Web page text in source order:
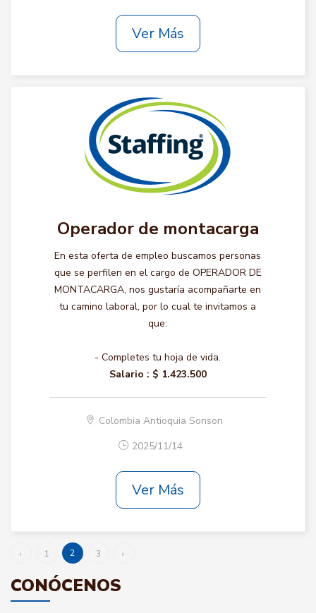
Ver Más
Operador de montacarga
En esta oferta de empleo buscamos personas
que se perfilen en el cargo de OPERADOR DE
MONTACARGA, nos gustaría acompañarte en
tu camino laboral, por lo cual te invitamos a
que:
- Completes tu hoja de vida.
Salario : $ 1.423.500
Colombia Antioquia Sonson
2025/11/14
Ver Más
‹ 1 2 3 ›
CONÓCENOS